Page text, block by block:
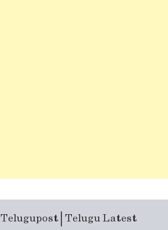
Telugupost | Telugu Latest